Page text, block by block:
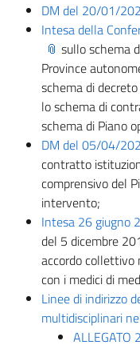
DM del 20/01/
Intesa della
sullo schema
Province
schema di
lo schema di
schema di Piano
DM del 05/04/
contratto
comprensivo del
intervento;
Intesa 26 giugno
del 5 dicembre
accordo collettivo
con i medici di
Linee di indirizzo
multidisciplinari
ALLEGATO